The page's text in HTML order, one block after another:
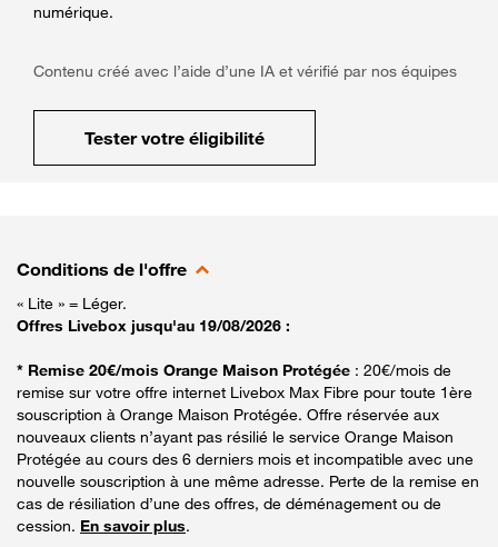
numérique.
Contenu créé avec l’aide d’une IA et vérifié par nos équipes
Tester votre éligibilité
Conditions de l'offre
« Lite » = Léger.
Offres Livebox jusqu'au 19/08/2026 :
* Remise 20€/mois Orange Maison Protégée : 20€/mois de
remise sur votre offre internet Livebox Max Fibre pour toute 1ère
souscription à Orange Maison Protégée. Offre réservée aux
nouveaux clients n’ayant pas résilié le service Orange Maison
Protégée au cours des 6 derniers mois et incompatible avec une
nouvelle souscription à une même adresse. Perte de la remise en
cas de résiliation d’une des offres, de déménagement ou de
cession. En savoir plus.